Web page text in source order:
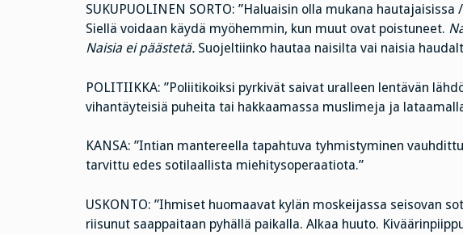
SUKUPUOLINEN SORTO: ”Haluaisin olla mukana
Siellä voidaan käydä myöhemmin, kun muut ovat poistuneet.
Naisia ei päästetä. Suojeltiinko hautaa naisilta vai naisia
POLITIIKKA: ”Poliitikoiksi pyrkivät saivat uralleen lentävän
vihantäyteisiä puheita tai hakkaamassa muslimeja ja
KANSA: ”Intian mantereella tapahtuva tyhmistyminen
tarvittu edes sotilaallista miehitysoperaatiota.”
USKONTO: ”Ihmiset huomaavat kylän moskeijassa seisovan
riisunut saappaitaan pyhällä paikalla. Alkaa huuto.